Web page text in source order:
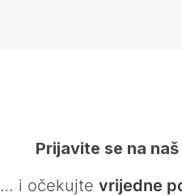
Prijavite se na
… i očekujte vrijedne